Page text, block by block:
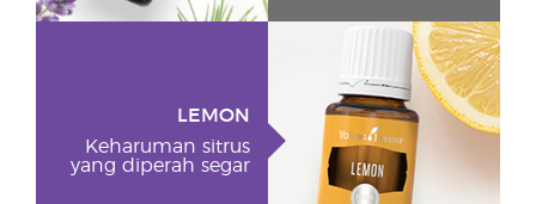
LEMON
Keharuman sitrus
yang diperah segar